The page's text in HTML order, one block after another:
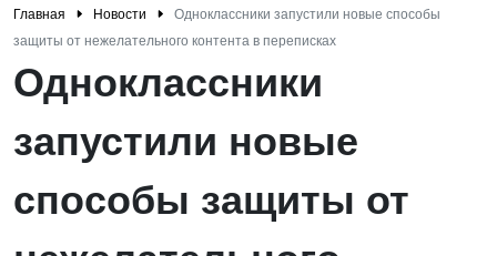
Главная Новости
Одноклассники запустили новые способы
защиты от нежелательного контента в переписках
Одноклассники
запустили новые
способы защиты от